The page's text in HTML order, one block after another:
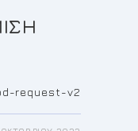
request-v2